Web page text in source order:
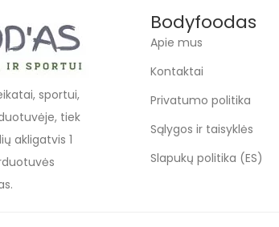
sportui,
tiek
akligatvis 1
Bodyfoodas
Apie mus
Kontaktai
Privatumo politika
Sąlygos ir taisyklės
Slapukų politika (ES)